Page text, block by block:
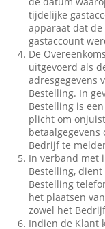
tijdelijke
apparaat dat
gastaccount
De
uitgevoerd als
adresgegevens
Bestelling. In
Bestelling is
plicht om
betaalgegevens
Bedrijf te
In verband met
Bestelling,
Bestelling
het plaatsen
zowel het
Indien de Klant